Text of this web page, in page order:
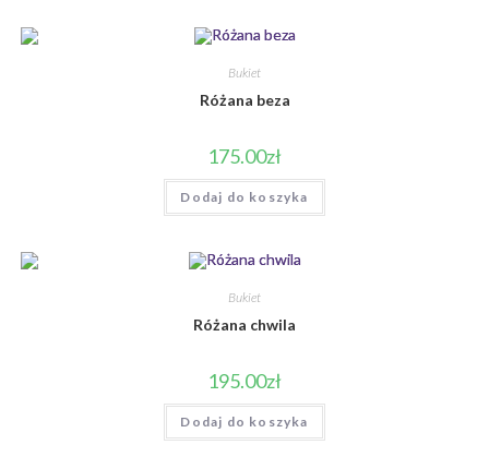
Bukiet
Różana beza
175.00zł
Dodaj do koszyka
Bukiet
Różana chwila
195.00zł
Dodaj do koszyka